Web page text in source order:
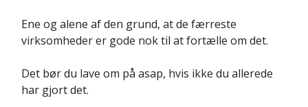
Ene og alene af den grund, at de færreste
virksomheder er gode nok til at fortælle om det.
Det bør du lave om på asap, hvis ikke du allerede
har gjort det.